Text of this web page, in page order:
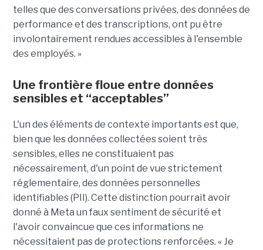
telles que des conversations privées, des données de
performance et des transcriptions, ont pu être
involontairement rendues accessibles à l'ensemble
des employés. »
Une frontière floue entre données
sensibles et “acceptables”
L'un des éléments de contexte importants est que,
bien que les données collectées soient très
sensibles, elles ne constituaient pas
nécessairement, d'un point de vue strictement
réglementaire, des données personnelles
identifiables (PII). Cette distinction pourrait avoir
donné à Meta un faux sentiment de sécurité et
l'avoir convaincue que ces informations ne
nécessitaient pas de protections renforcées. « Je